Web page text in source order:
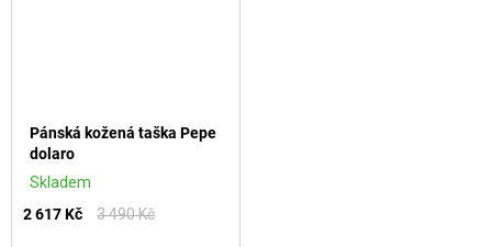
Pánská kožená taška Pepe
dolaro
Skladem
2 617 Kč
3 490 Kč